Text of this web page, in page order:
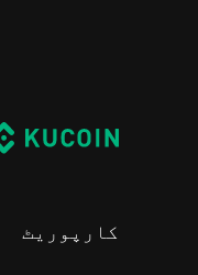
کارپوریٹ